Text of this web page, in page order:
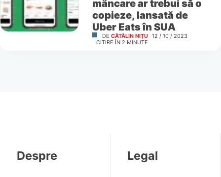
mâncare ar trebui să o
copieze, lansată de
Uber Eats în SUA
DE CĂTĂLIN NIȚU 12 / 10 / 2023
CITIRE ÎN 2 MINUTE
Despre Legal